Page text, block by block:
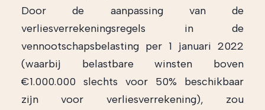
Door de aanpassing van de
verliesverrekeningsregels in de
vennootschapsbelasting per 1 januari 2022
(waarbij belastbare winsten boven
€1.000.000 slechts voor 50% beschikbaar
zijn voor verliesverrekening), zou